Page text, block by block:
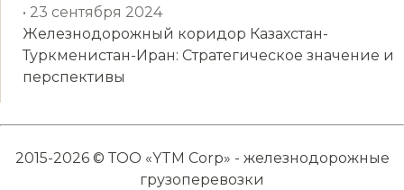
• 23 сентября 2024
Железнодорожный коридор Казахстан-
Туркменистан-Иран: Стратегическое значение и
перспективы
2015-2026 © ТОО «YTM Corp» - железнодорожные
грузоперевозки